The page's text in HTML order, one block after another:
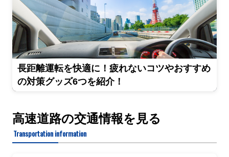
長距離運転を快適に！疲れないコツやおすすめ
の対策グッズ6つを紹介！
高速道路の交通情報を見る
Transportation information